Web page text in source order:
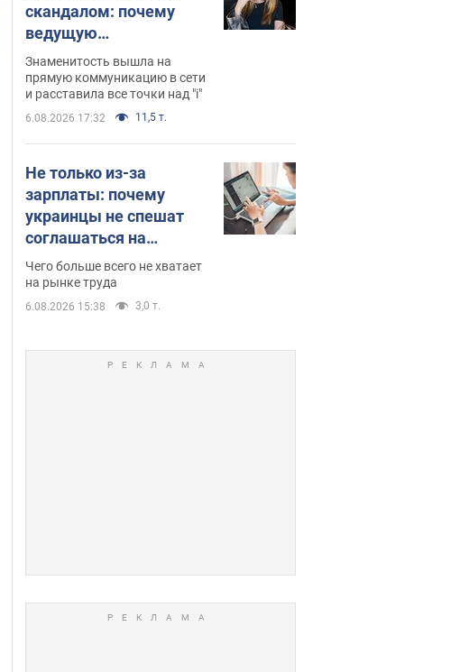
скандалом: почему
ведущую
несправедливо
захейтили
Знаменитость вышла на
прямую коммуникацию в сети
и расставила все точки над "i"
6.08.2026 17:32 11,5 т.
Не только из-за
зарплаты: почему
украинцы не спешат
соглашаться на
вакансии
Чего больше всего не хватает
на рынке труда
6.08.2026 15:38 3,0 т.